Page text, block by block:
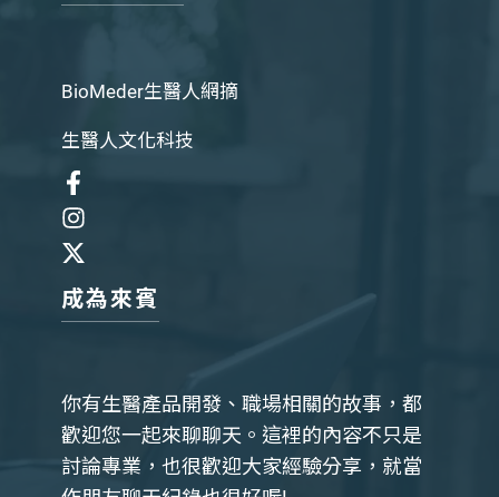
BioMeder生醫人網摘
生醫人文化科技
成為來賓
你有生醫產品開發、職場相關的故事，都
歡迎您一起來聊聊天。這裡的內容不只是
討論專業，也很歡迎大家經驗分享，就當